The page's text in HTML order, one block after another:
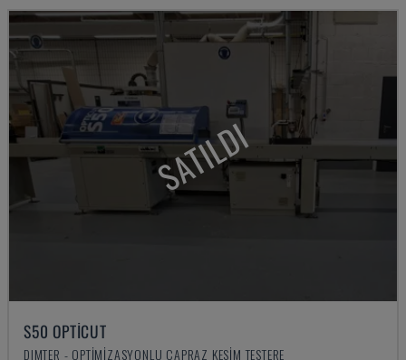
SATILDI
S50 OPTICUT
DIMTER - OPTIMIZASYONLU ÇAPRAZ KESIM TESTERE